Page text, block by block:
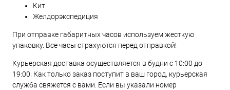
Кит
Желдорэкспедиция
При отправке габаритных часов используем жесткую
упаковку. Все часы страхуются перед отправкой!
Курьерская доставка осуществляется в будни с 10:00 до
19:00. Как только заказ поступит в ваш город, курьерская
служба свяжется с вами. Если вы указали номер